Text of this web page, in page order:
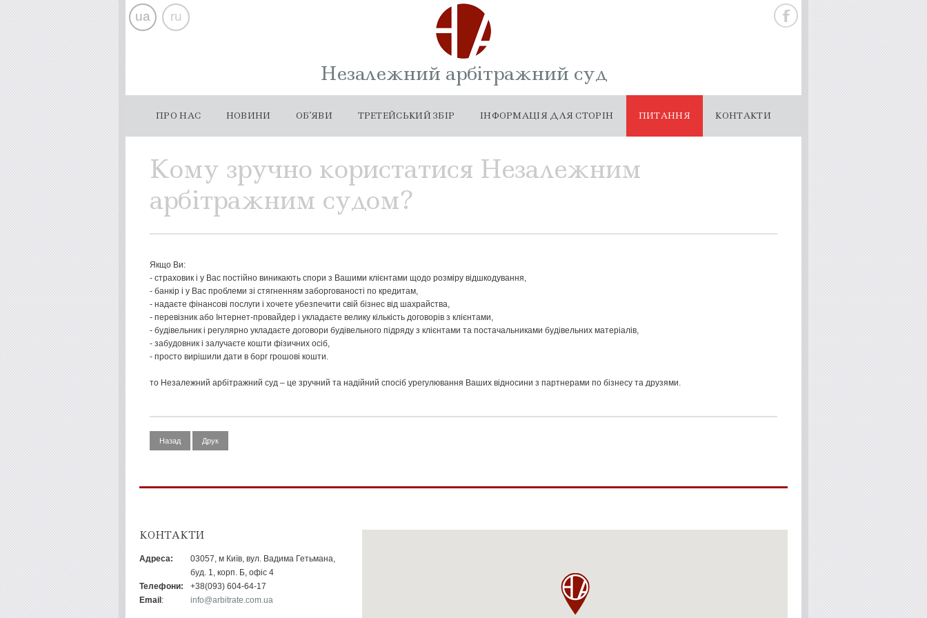
ua ru
Незалежний арбітражний суд
ПРО НАС НОВИНИ ОБ'ЯВИ ТРЕТЕЙСЬКИЙ ЗБІР ІНФОРМАЦІЯ ДЛЯ СТОРІН ПИТАННЯ КОНТАКТИ
Кому зручно користатися Незалежним
арбітражним судом?
Якщо Ви:
- страховик і у Вас постійно виникають спори з Вашими клієнтами щодо розміру відшкодування,
- банкір і у Вас проблеми зі стягненням заборгованості по кредитам,
- надаєте фінансові послуги і хочете убезпечити свій бізнес від шахрайства,
- перевізник або Інтернет-провайдер і укладаєте велику кількість договорів з клієнтами,
- будівельник і регулярно укладаєте договори будівельного підряду з клієнтами та постачальниками будівельних матеріалів,
- забудовник і залучаєте кошти фізичних осіб,
- просто вирішили дати в борг грошові кошти.
то Незалежний арбітражний суд – це зручний та надійний спосіб урегулювання Ваших відносини з партнерами по бізнесу та друзями.
Назад Друк
КОНТАКТИ
Адреса:
03057, м Київ, вул. Вадима Гетьмана,
буд. 1, корп. Б, офіс 4
Телефони:
+38(093) 604-64-17
Email: info@arbitrate.com.ua